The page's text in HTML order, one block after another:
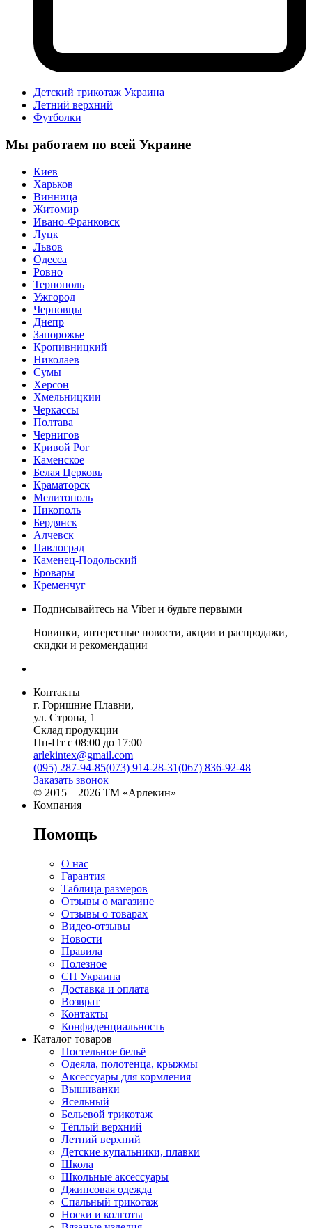
Детский трикотаж Украина
Летний верхний
Футболки
Мы работаем по всей Украине
Киев
Харьков
Винница
Житомир
Ивано-Франковск
Луцк
Львов
Одесса
Ровно
Тернополь
Ужгород
Черновцы
Днепр
Запорожье
Кропивницкий
Николаев
Сумы
Херсон
Хмельницкии
Черкассы
Полтава
Чернигов
Кривой Рог
Каменское
Белая Церковь
Краматорск
Мелитополь
Никополь
Бердянск
Алчевск
Павлоград
Каменец-Подольский
Бровары
Кременчуг
Подписывайтесь на Viber и будьте первыми
Новинки, интересные новости, акции и распродажи,
скидки и рекомендации
Контакты
г. Горишние Плавни,
ул. Строна, 1
Склад продукции
Пн-Пт с 08:00 до 17:00
arlekintex@gmail.com
(095) 287-94-85(073) 914-28-31(067) 836-92-48
Заказать звонок
© 2015—2026 ТМ «Арлекин»
Компания
Помощь
О нас
Гарантия
Таблица размеров
Отзывы о магазине
Отзывы о товарах
Видео-отзывы
Новости
Правила
Полезное
СП Украина
Доставка и оплата
Возврат
Контакты
Конфиденциальность
Каталог товаров
Постельное бельё
Одеяла, полотенца, крыжмы
Аксессуары для кормления
Вышиванки
Ясельный
Бельевой трикотаж
Тёплый верхний
Летний верхний
Детские купальники, плавки
Школа
Школьные аксессуары
Джинсовая одежда
Спальный трикотаж
Носки и колготы